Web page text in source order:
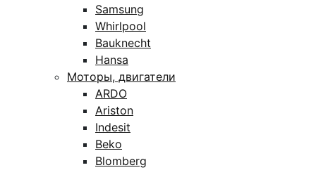
Samsung
Whirlpool
Bauknecht
Hansa
Моторы, двигатели
ARDO
Ariston
Indesit
Beko
Blomberg